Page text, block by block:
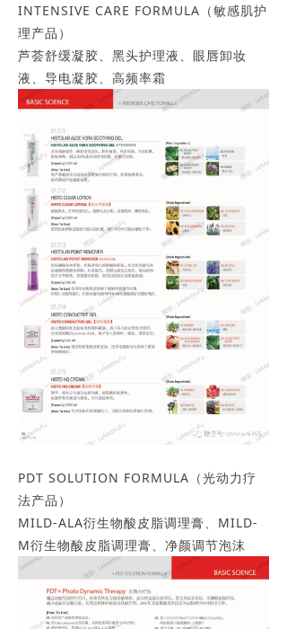
INTENSIVE CARE FORMULA（敏感肌护
理产品）
芦荟舒缓凝胶、黑头护理液、眼唇卸妆
液、导电凝胶、高频率霜
PDT SOLUTION FORMULA（光动力疗
法产品）
MILD-ALA衍生物酸皮脂调理膏、MILD-
M衍生物酸皮脂调理膏、净颜调节泡沫